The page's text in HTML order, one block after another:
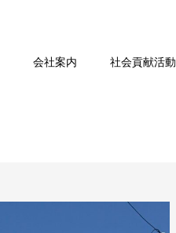
会社案内 社会貢献活動